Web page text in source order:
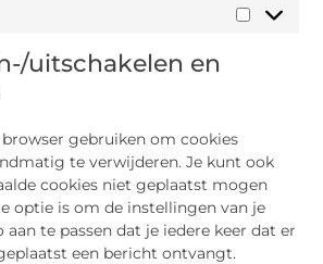
uitschakelen en
gebruiken om cookies
te verwijderen. Je kunt ook
cookies niet geplaatst mogen
optie is om de instellingen van je
te passen dat je iedere keer dat er
een bericht ontvangt.